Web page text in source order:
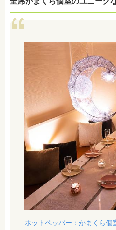
ホットペッパー：かまくら個